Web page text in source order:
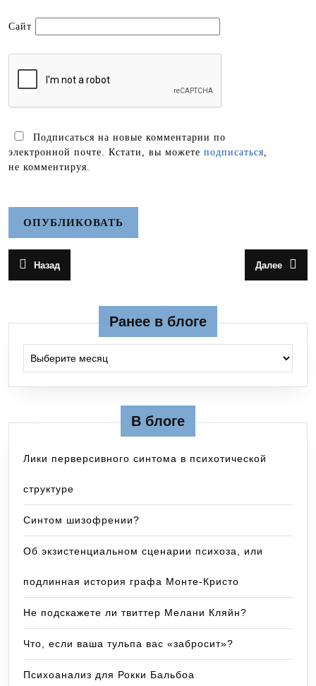
Сайт
Подписаться на новые комментарии по
электронной почте. Кстати, вы можете подписаться,
не комментируя.
Навигация
по
Назад
Предыдущая
запись:
Далее
запись:
Ранее в блоге
В блоге
Лики перверсивного синтома в психотической
структуре
Синтом шизофрении?
Об экзистенциальном сценарии психоза, или
подлинная история графа Монте-Кристо
Не подскажете ли твиттер Мелани Кляйн?
Что, если ваша тульпа вас «забросит»?
Психоанализ для Рокки Бальбоа